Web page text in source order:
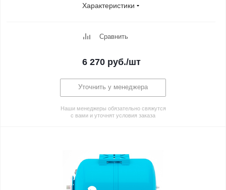
Характеристики
Сравнить
6 270руб./шт
Уточнить у менеджера
Наши менеджеры обязательно свяжутся
с вами и уточнят условия заказа